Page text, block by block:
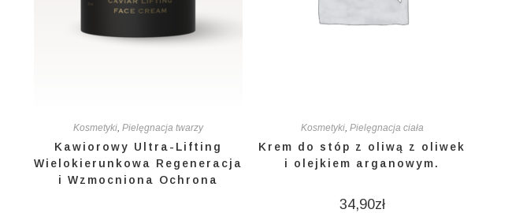
Kosmetyki, Pielęgnacja twarzy
Kawiorowy Ultra-Lifting
Wielokierunkowa Regeneracja
i Wzmocniona Ochrona
Kosmetyki, Pielęgnacja ciała
Krem do stóp z oliwą z oliwek
i olejkiem arganowym.
34,90zł